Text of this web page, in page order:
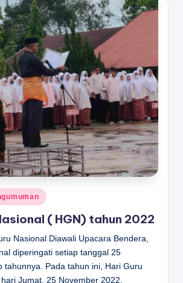
( HGN) tahun 2022
Nasional Diawali Upacara Bendera,
diperingati setiap tanggal 25
tahunnya. Pada tahun ini, Hari Guru
Jumat, 25 November 2022.